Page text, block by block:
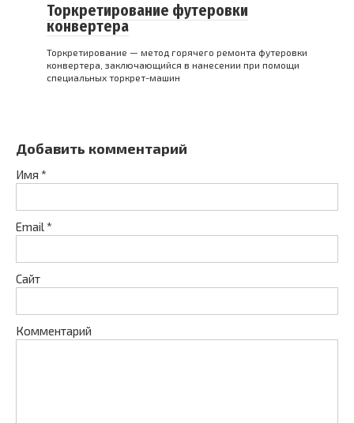
Торкретирование футеровки
конвертера
Торкретирование — метод горячего ремонта футеровки
конвертера, заключающийся в нанесении при помощи
специальных торкрет-машин
Добавить комментарий
Имя *
Email *
Сайт
Комментарий